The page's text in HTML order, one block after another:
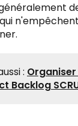
:
Backlog